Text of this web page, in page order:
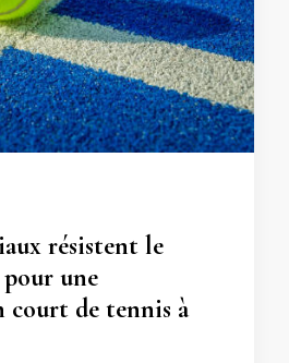
résistent le
une
court de tennis à